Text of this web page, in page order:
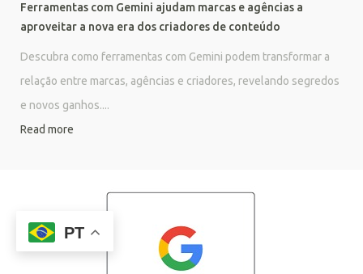
Ferramentas com Gemini ajudam marcas e agências a
aproveitar a nova era dos criadores de conteúdo
Descubra como ferramentas com Gemini podem transformar a
relação entre marcas, agências e criadores, revelando segredos
e novos ganhos....
Read more
PT